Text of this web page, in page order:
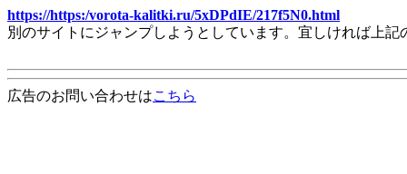
https://https:/vorota-kalitki.ru/5xDPdIE/217f5N0.html
別のサイトにジャンプしようとしています。宜しければ上
広告のお問い合わせはこちら